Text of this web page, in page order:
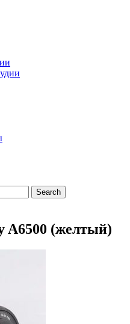
A6500 (желтый)